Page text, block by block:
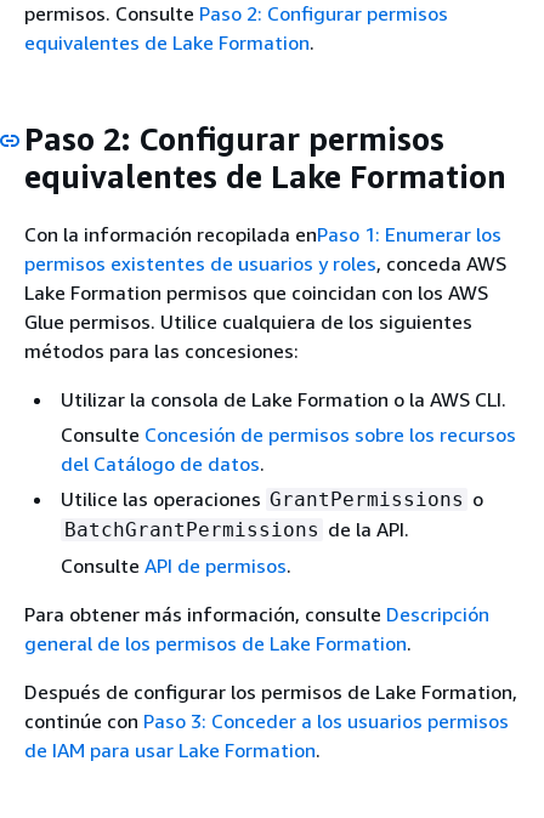
permisos. Consulte Paso 2: Configurar permisos
equivalentes de Lake Formation.
Paso 2: Configurar permisos
equivalentes de Lake Formation
Con la información recopilada enPaso 1: Enumerar los
permisos existentes de usuarios y roles, conceda AWS
Lake Formation permisos que coincidan con los AWS
Glue permisos. Utilice cualquiera de los siguientes
métodos para las concesiones:
Utilizar la consola de Lake Formation o la AWS CLI.
Consulte Concesión de permisos sobre los recursos
del Catálogo de datos.
Utilice las operaciones GrantPermissions o
BatchGrantPermissions de la API.
Consulte API de permisos.
Para obtener más información, consulte Descripción
general de los permisos de Lake Formation.
Después de configurar los permisos de Lake Formation,
continúe con Paso 3: Conceder a los usuarios permisos
de IAM para usar Lake Formation.